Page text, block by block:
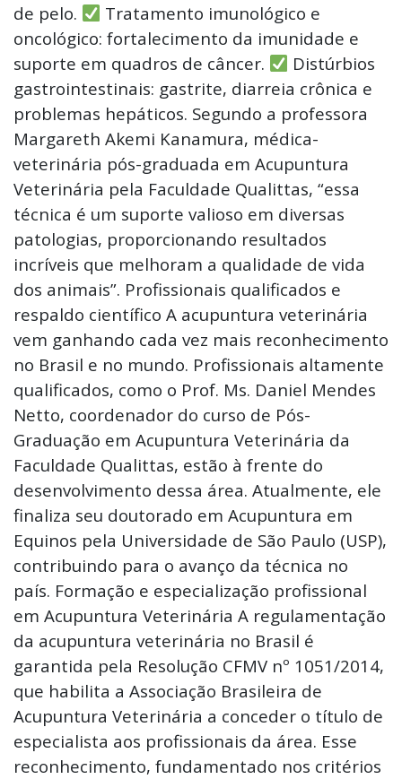
de pelo.
Tratamento imunológico e
oncológico: fortalecimento da imunidade e
suporte em quadros de câncer.
Distúrbios
gastrointestinais: gastrite, diarreia crônica e
problemas hepáticos. Segundo a professora
Margareth Akemi Kanamura, médica-
veterinária pós-graduada em Acupuntura
Veterinária pela Faculdade Qualittas, “essa
técnica é um suporte valioso em diversas
patologias, proporcionando resultados
incríveis que melhoram a qualidade de vida
dos animais”. Profissionais qualificados e
respaldo científico A acupuntura veterinária
vem ganhando cada vez mais reconhecimento
no Brasil e no mundo. Profissionais altamente
qualificados, como o Prof. Ms. Daniel Mendes
Netto, coordenador do curso de Pós-
Graduação em Acupuntura Veterinária da
Faculdade Qualittas, estão à frente do
desenvolvimento dessa área. Atualmente, ele
finaliza seu doutorado em Acupuntura em
Equinos pela Universidade de São Paulo (USP),
contribuindo para o avanço da técnica no
país. Formação e especialização profissional
em Acupuntura Veterinária A regulamentação
da acupuntura veterinária no Brasil é
garantida pela Resolução CFMV nº 1051/2014,
que habilita a Associação Brasileira de
Acupuntura Veterinária a conceder o título de
especialista aos profissionais da área. Esse
reconhecimento, fundamentado nos critérios